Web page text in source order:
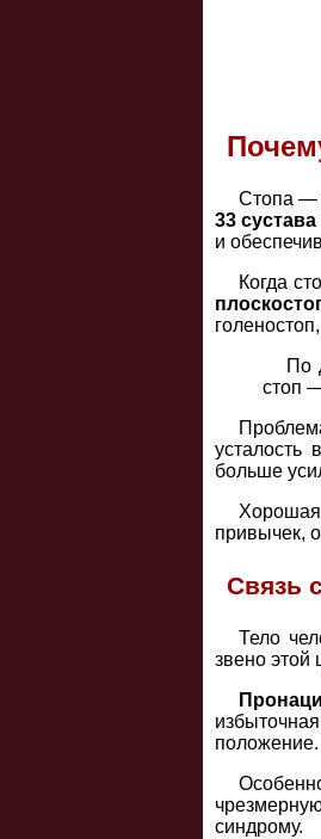
Стопа —
33
и
Когда
По
стоп
усталость
больше
привычек,
Связь
Тело
звено этой
положение.
синдрому.